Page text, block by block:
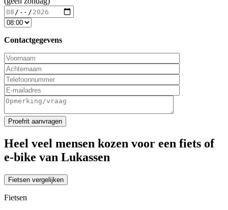
Contactgegevens
Heel veel mensen kozen voor een fiets of
e-bike van Lukassen
Fietsen vergelijken
Fietsen